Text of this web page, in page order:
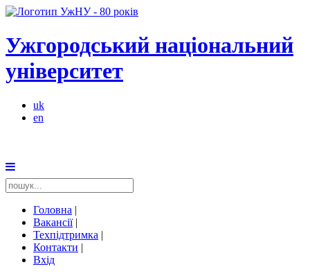
Ужгородський національний
університет
uk
en
Головна |
Вакансії|
Техпідтримка |
Контакти |
Вхід